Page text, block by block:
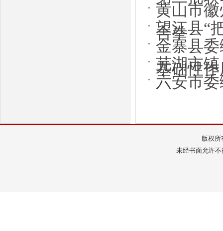
黄山市
合拳
望江县“
金寨县
基础性
芜湖市
六安市
版权
未经书面允许